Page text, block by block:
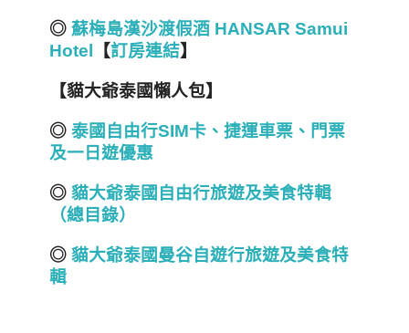
◎ 蘇梅島漢沙渡假酒 HANSAR Samui
Hotel
【訂房連結】
【貓大爺泰國懶人包】
◎ 泰國自由行SIM卡、捷運車票、門票
及一日遊優惠
◎ 貓大爺泰國自由行旅遊及美食特輯
（總目錄）
◎ 貓大爺泰國曼谷自遊行旅遊及美食特
輯